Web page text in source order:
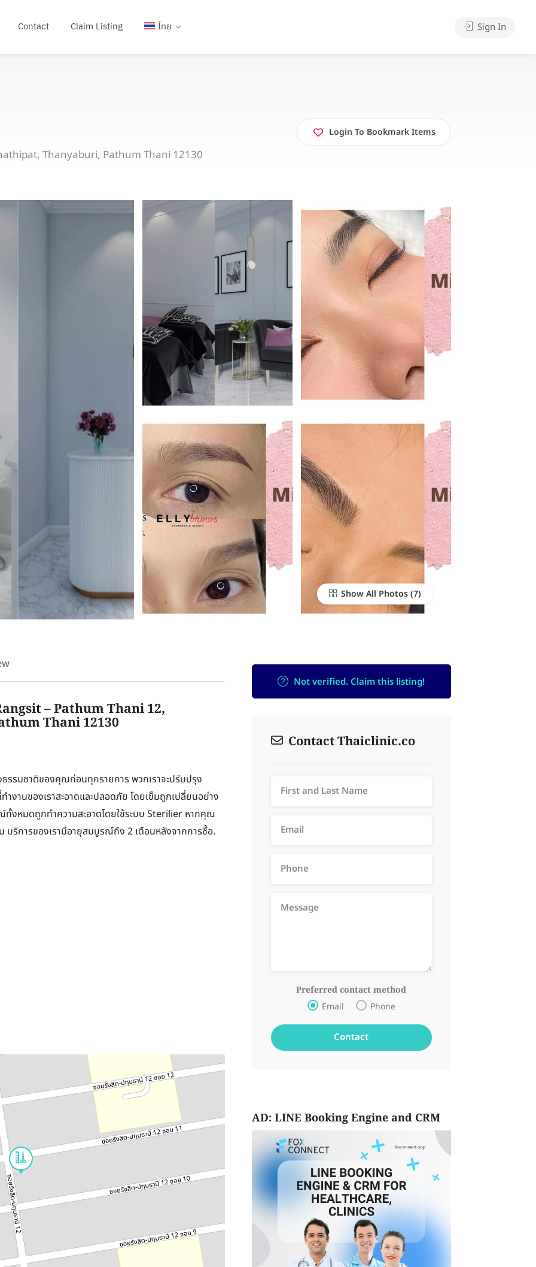
Contact Claim Listing ไทย Sign In
Thanyaburi, Pathum Thani 12130
Login To Bookmark Items
Show All Photos
– Pathum Thani 12,
Thani 12130
รรมชาติของคุณก่อนทุกรายการ พวกเราจะปรับปรุง
งานของเราสะอาดและปลอดภัย โดยเข็มถูกเปลี่ยนอย่าง
งหมดถูกทำความสะอาดโดยใช้ระบบ Sterilier หากคุณ
ริการของเรามีอายุสมบูรณ์ถึง 2 เดือนหลังจากการซื้อ.
Not verified. Claim this listing!
Contact Thaiclinic.co
Preferred contact method
Email Phone
AD: LINE Booking Engine and CRM